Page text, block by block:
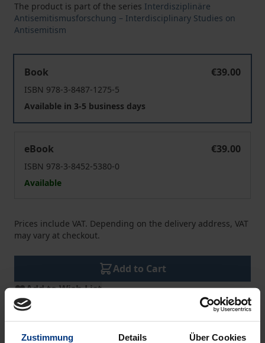
Zustimmung Details Über Cookies
The product is part of the series Interdisziplinäre
Antisemitismusforschung – Interdisciplinary Studies on
Antisemitism
Book
€39.00
ISBN 978-3-8487-1275-5
Available in 3-5 business days
eBook
€39.00
ISBN 978-3-8452-5380-0
Available
Prices include VAT. Depending on the delivery address, VAT
may vary at checkout.
Add to Cart
Add to Wish List
Delivery cost notice